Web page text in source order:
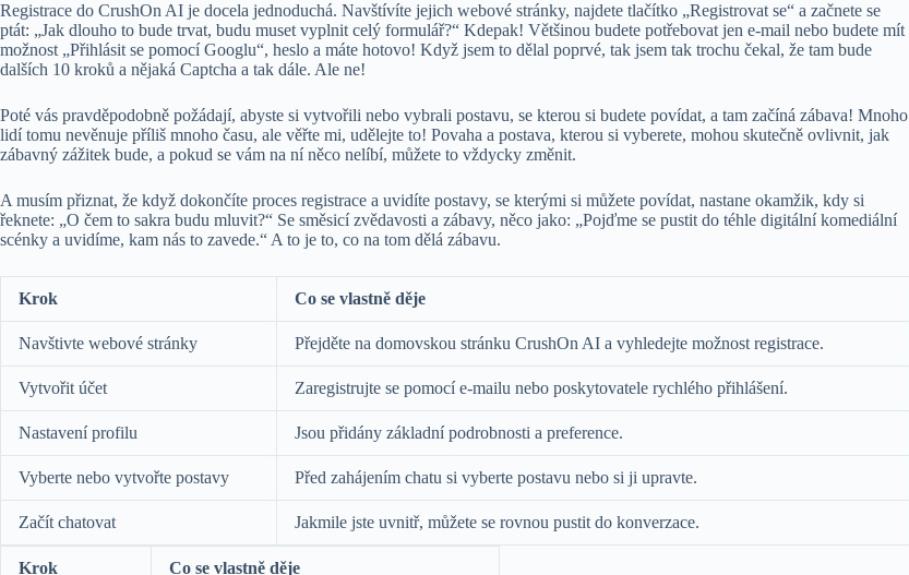
Registrace do CrushOn AI je docela jednoduchá. Navštívíte jejich webové stránky, najdete tlačítko „Registrovat se“ a začnete se
ptát: „Jak dlouho to bude trvat, budu muset vyplnit celý formulář?“ Kdepak! Většinou budete potřebovat jen e-mail nebo budete mít
možnost „Přihlásit se pomocí Googlu“, heslo a máte hotovo! Když jsem to dělal poprvé, tak jsem tak trochu čekal, že tam bude
dalších 10 kroků a nějaká Captcha a tak dále. Ale ne!
Poté vás pravděpodobně požádají, abyste si vytvořili nebo vybrali postavu, se kterou si budete povídat, a tam začíná zábava! Mnoho
lidí tomu nevěnuje příliš mnoho času, ale věřte mi, udělejte to! Povaha a postava, kterou si vyberete, mohou skutečně ovlivnit, jak
zábavný zážitek bude, a pokud se vám na ní něco nelíbí, můžete to vždycky změnit.
A musím přiznat, že když dokončíte proces registrace a uvidíte postavy, se kterými si můžete povídat, nastane okamžik, kdy si
řeknete: „O čem to sakra budu mluvit?“ Se směsicí zvědavosti a zábavy, něco jako: „Pojďme se pustit do téhle digitální komediální
scénky a uvidíme, kam nás to zavede.“ A to je to, co na tom dělá zábavu.
Krok Co se vlastně děje
Navštivte webové stránky Přejděte na domovskou stránku CrushOn AI a vyhledejte možnost registrace.
Vytvořit účet Zaregistrujte se pomocí e-mailu nebo poskytovatele rychlého přihlášení.
Nastavení profilu Jsou přidány základní podrobnosti a preference.
Vyberte nebo vytvořte postavy Před zahájením chatu si vyberte postavu nebo si ji upravte.
Začít chatovat Jakmile jste uvnitř, můžete se rovnou pustit do konverzace.
Krok Co se vlastně děje